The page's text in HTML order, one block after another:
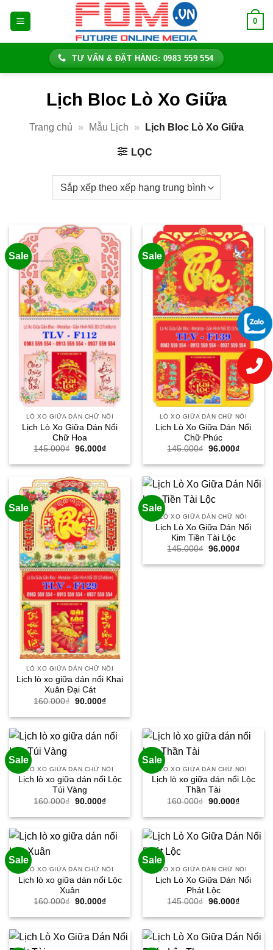
0
TƯ VẤN & ĐẶT HÀNG: 0983 559 554
Lịch Bloc Lò Xo Giữa
Trang chủ » Mẫu Lịch » Lịch Bloc Lò Xo Giữa
LỌC
Sale
LÒ XO GIỮA DÁN CHỮ NỔI
Lịch Lò Xo Giữa Dán Nổi
Chữ Hoa
145.000₫ Giá
là:
96.000₫Giá
tại
96.000₫.
Sale
LÒ XO GIỮA DÁN CHỮ NỔI
Lịch Lò Xo Giữa Dán Nổi
Chữ Phúc
145.000₫ Giá
là:
96.000₫Giá
tại
96.000₫.
Sale
LÒ XO GIỮA DÁN CHỮ NỔI
Lịch lò xo giữa dán nổi Khai
Xuân Đại Cát
160.000₫ Giá
là:
90.000₫Giá
tại
90.000₫.
Sale
LÒ XO GIỮA DÁN CHỮ NỔI
Lịch Lò Xo Giữa Dán Nổi
Kim Tiền Tài Lộc
145.000₫ Giá
là:
96.000₫Giá
tại
Sale
LÒ XO GIỮA DÁN CHỮ NỔI
Lịch lò xo giữa dán nổi Lộc
Túi Vàng
160.000₫ Giá
là:
90.000₫Giá
tại
90.000₫.
Sale
LÒ XO GIỮA DÁN CHỮ NỔI
Lịch lò xo giữa dán nổi Lộc
Thần Tài
160.000₫ Giá
là:
90.000₫Giá
tại
90.000₫.
Sale
LÒ XO GIỮA DÁN CHỮ NỔI
Lịch lò xo giữa dán nổi Lộc
Xuân
160.000₫ Giá
là:
90.000₫Giá
tại
90.000₫.
Sale
LÒ XO GIỮA DÁN CHỮ NỔI
Lịch Lò Xo Giữa Dán Nổi
Phát Lộc
145.000₫ Giá
là:
96.000₫Giá
tại
96.000₫.